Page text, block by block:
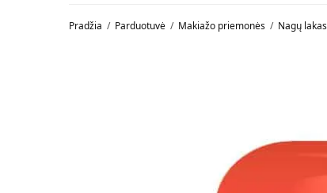
Pradžia / Parduotuvė / Makiažo priemonės / Nagų lakas